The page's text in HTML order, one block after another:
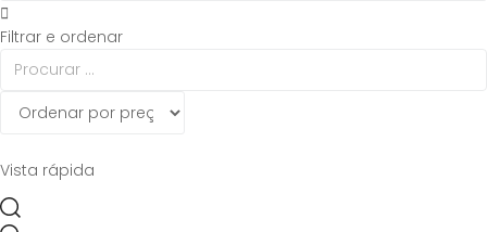
Filtrar e ordenar
Vista rápida